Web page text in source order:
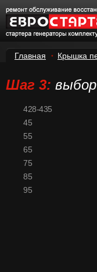
Главная Крышка
Шаг 3:
428-435
45
55
65
75
85
95